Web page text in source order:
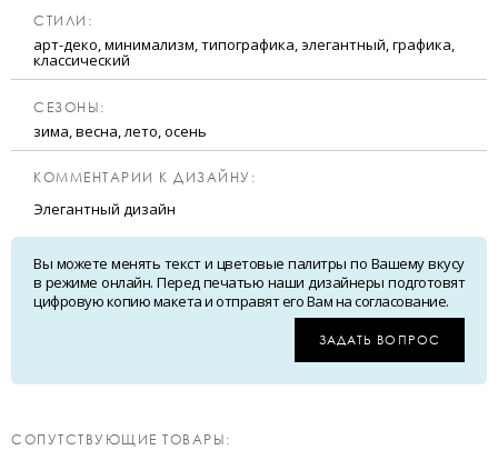
CТИЛИ:
арт-деко, минимализм, типографика, элегантный, графика,
классический
CЕЗОНЫ:
зима, весна, лето, осень
КОММЕНТАРИИ К ДИЗАЙНУ:
Элегантный дизайн
Вы можете менять текст и цветовые палитры по Вашему вкусу
в режиме онлайн. Перед печатью наши дизайнеры подготовят
цифровую копию макета и отправят его Вам на согласование.
ЗАДАТЬ ВОПРОС
CОПУТСТВУЮЩИЕ ТОВАРЫ: